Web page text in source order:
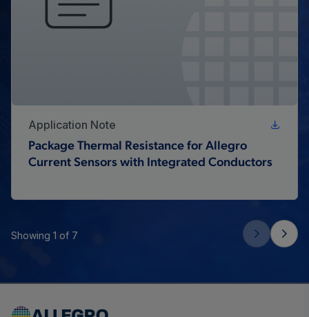
Application Note
Package Thermal Resistance for Allegro
Current Sensors with Integrated Conductors
Showing 1 of 7